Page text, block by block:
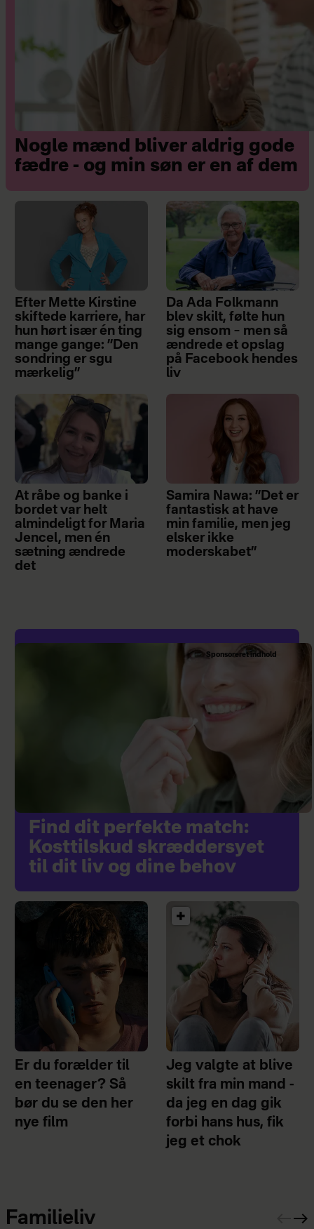
Nogle mænd bliver aldrig gode
fædre - og min søn er en af dem
Efter Mette Kirstine
skiftede karriere, har
hun hørt især én ting
mange gange: ”Den
sondring er sgu
mærkelig”
Da Ada Folkmann
blev skilt, følte hun
sig ensom – men så
ændrede et opslag
på Facebook hendes
liv
At råbe og banke i
bordet var helt
almindeligt for Maria
Jencel, men én
sætning ændrede
det
Samira Nawa: ”Det er
fantastisk at have
min familie, men jeg
elsker ikke
moderskabet”
Sponsoreret indhold
Find dit perfekte match:
Kosttilskud skræddersyet
til dit liv og dine behov
Er du forælder til
en teenager? Så
bør du se den her
nye film
Jeg valgte at blive
skilt fra min mand -
da jeg en dag gik
forbi hans hus, fik
jeg et chok
Familieliv